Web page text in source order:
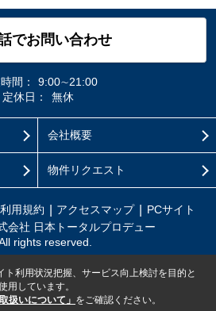
でお問い合わせ
間：
9:00∼21:00
定休日：
無休
会社概要
物件リクエスト
利用規約 アクセスマップ
PCサイト
会社 日本トータルプロデュー
rights reserved.
ト利用状況把握、サービス向上検討を目的と
用しています。
扱いについて」 をご確認ください。